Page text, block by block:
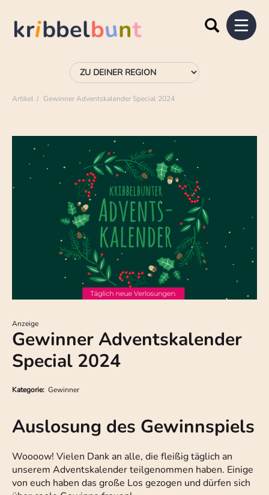
Artikel Gewinner Adventskalender Special 2024
Anzeige
Gewinner Adventskalender
Special 2024
Kategorie: Gewinner
Auslosung des Gewinnspiels
Woooow! Vielen Dank an alle, die fleißig täglich an
unserem Adventskalender teilgenommen haben. Einige
von euch haben das große Los gezogen und dürfen sich